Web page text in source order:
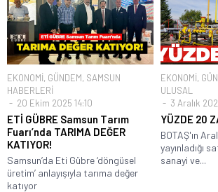
EKONOMİ, GÜNDEM, SAMSUN
HABERLERİ
20 Ekim 2025 14:10
ETİ GÜBRE Samsun Tarım
Fuarı’nda TARIMA DEĞER
KATIYOR!
Samsun’da Eti Gübre ‘döngüsel
üretim’ anlayışıyla tarıma değer
katıyor
EKONOMİ,
ULUSAL
3 Aralık
YÜZDE 20
BOTAŞ'ın
yayınladığı
sanayi ve...